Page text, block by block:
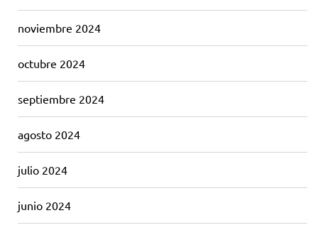
noviembre 2024
octubre 2024
septiembre 2024
agosto 2024
julio 2024
junio 2024